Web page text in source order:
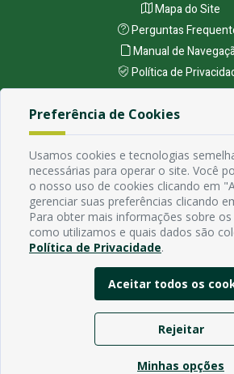
Contato
Email:
Horário de
Segunda à Sexta de 7h ás 13h, exceto em
estaduais e municipais.
Mapa do Site
Perguntas
Manual de
Política de
Preferência de Cookies
Usamos cookies e tecnologias
necessárias para operar o site. Você
o nosso uso de cookies clicando em
gerenciar suas preferências clicando
Para obter mais informações sobre
como utilizamos e quais dados são
Política de Privacidade.
Aceitar todos os
Rejeitar
Minhas opções